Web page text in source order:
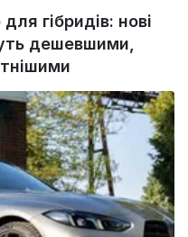
гібридів: нові
дешевшими,